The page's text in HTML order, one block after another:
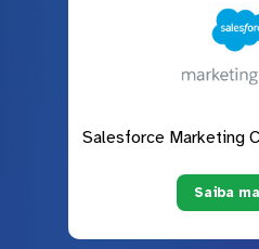
Salesforce Marketing
Saiba